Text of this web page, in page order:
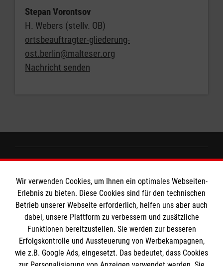
Stepan Vorontsov
H. Webers (stellv. OB)
ortsbeauftragter-gliederung-
ost.berlin@malteser.org
Nachricht senden
Kontakt
Impressum
Datenschutz
Barrierefreiheit
Die Malteser
Malteser in Deutschland
Wir verwenden Cookies, um Ihnen ein optimales Webseiten-
Erlebnis zu bieten. Diese Cookies sind für den technischen
Betrieb unserer Webseite erforderlich, helfen uns aber auch
dabei, unsere Plattform zu verbessern und zusätzliche
Funktionen bereitzustellen. Sie werden zur besseren
Erfolgskontrolle und Aussteuerung von Werbekampagnen,
wie z.B. Google Ads, eingesetzt. Das bedeutet, dass Cookies